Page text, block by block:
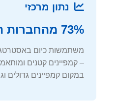
נתון מרכזי
73% מהחברות המובילות
משתמשות כיום
– קמפיינים קטנים
במקום קמפיינים גדולים